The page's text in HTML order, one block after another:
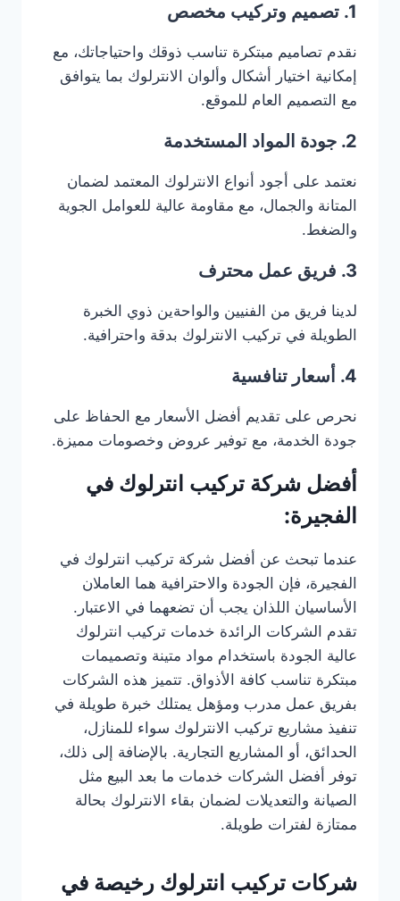
1. تصميم وتركيب مخصص
نقدم تصاميم مبتكرة تناسب ذوقك واحتياجاتك، مع
إمكانية اختيار أشكال وألوان الانترلوك بما يتوافق
مع التصميم العام للموقع.
2. جودة المواد المستخدمة
نعتمد على أجود أنواع الانترلوك المعتمد لضمان
المتانة والجمال، مع مقاومة عالية للعوامل الجوية
والضغط.
3. فريق عمل محترف
لدينا فريق من الفنيين والواحةين ذوي الخبرة
الطويلة في تركيب الانترلوك بدقة واحترافية.
4. أسعار تنافسية
نحرص على تقديم أفضل الأسعار مع الحفاظ على
جودة الخدمة، مع توفير عروض وخصومات مميزة.
أفضل شركة تركيب انترلوك في
الفجيرة:
عندما تبحث عن أفضل شركة تركيب انترلوك في
الفجيرة، فإن الجودة والاحترافية هما العاملان
الأساسيان اللذان يجب أن تضعهما في الاعتبار.
تقدم الشركات الرائدة خدمات تركيب انترلوك
عالية الجودة باستخدام مواد متينة وتصميمات
مبتكرة تناسب كافة الأذواق. تتميز هذه الشركات
بفريق عمل مدرب ومؤهل يمتلك خبرة طويلة في
تنفيذ مشاريع تركيب الانترلوك سواء للمنازل،
الحدائق، أو المشاريع التجارية. بالإضافة إلى ذلك،
توفر أفضل الشركات خدمات ما بعد البيع مثل
الصيانة والتعديلات لضمان بقاء الانترلوك بحالة
ممتازة لفترات طويلة.
شركات تركيب انترلوك رخيصة في